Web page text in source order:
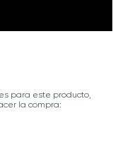
para este producto,
la compra: